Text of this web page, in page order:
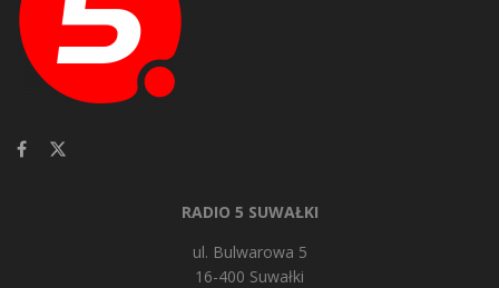
RADIO 5 SUWAŁKI
ul. Bulwarowa 5
16-400 Suwałki